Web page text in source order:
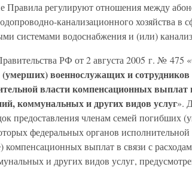
Правила регулируют отношения между
канализационного хозяйства в
системами водоснабжения и (или)
РФ от 2 августа 2005 г. № 475 «
военнослужащих и
власти компенсационных выплат
коммунальных и других видов услуг».
предоставления членам семей погибших
федеральных органов исполнительной
компенсационных выплат в связи с
и других видов услуг,